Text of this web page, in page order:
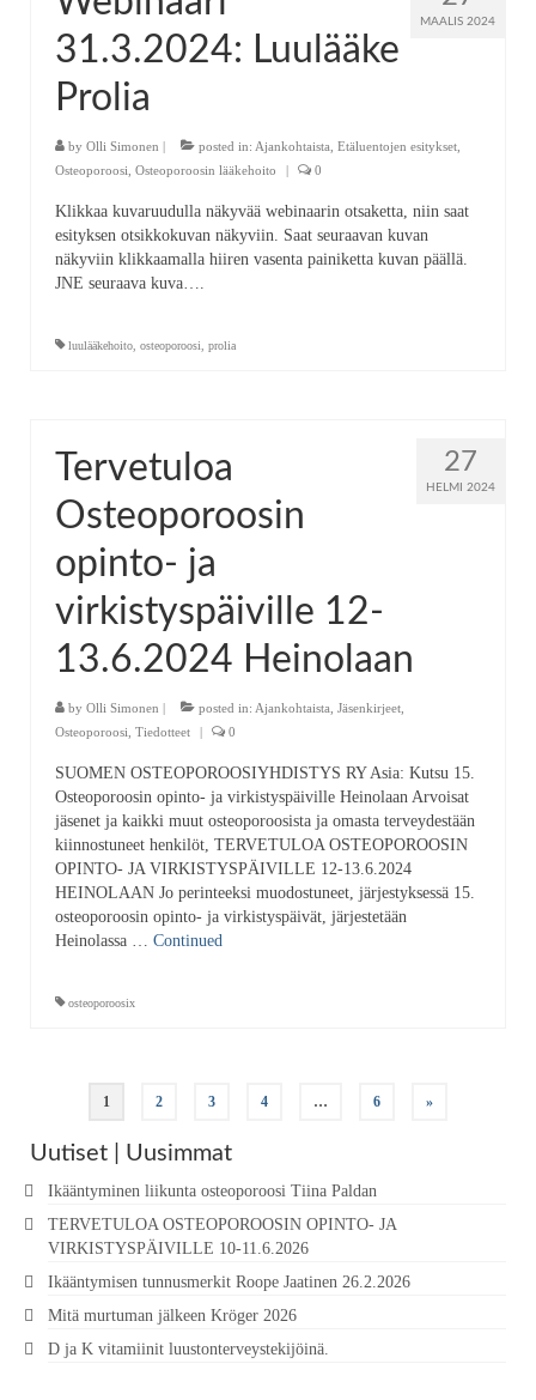
MAALIS 2024
31.3.2024: Luulääke
Prolia
by Olli Simonen | posted in: Ajankohtaista Etäluentojen esitykset
Osteoporoosi Osteoporoosin lääkehoito | 0
Klikkaa kuvaruudulla näkyvää webinaarin otsaketta, niin saat
esityksen otsikkokuvan näkyviin. Saat seuraavan kuvan
näkyviin klikkaamalla hiiren vasenta painiketta kuvan päällä.
JNE seuraava kuva….
luulääkehoito osteoporoosi prolia
27
HELMI 2024
Tervetuloa
Osteoporoosin
opinto- ja
virkistyspäiville 12-
13.6.2024 Heinolaan
by Olli Simonen | posted in: Ajankohtaista Jäsenkirjeet
Osteoporoosi Tiedotteet | 0
SUOMEN OSTEOPOROOSIYHDISTYS RY Asia: Kutsu 15.
Osteoporoosin opinto- ja virkistyspäiville Heinolaan Arvoisat
jäsenet ja kaikki muut osteoporoosista ja omasta terveydestään
kiinnostuneet henkilöt, TERVETULOA OSTEOPOROOSIN
OPINTO- JA VIRKISTYSPÄIVILLE 12-13.6.2024
HEINOLAAN Jo perinteeksi muodostuneet, järjestyksessä 15.
osteoporoosin opinto- ja virkistyspäivät, järjestetään
Heinolassa … Continued
osteoporoosix
Artikkelien
sivutus
1 2 3 4 … 6 »
Uutiset | Uusimmat
Ikääntyminen liikunta osteoporoosi Tiina Paldan
TERVETULOA OSTEOPOROOSIN OPINTO- JA
VIRKISTYSPÄIVILLE 10-11.6.2026
Ikääntymisen tunnusmerkit Roope Jaatinen 26.2.2026
Mitä murtuman jälkeen Kröger 2026
D ja K vitamiinit luustonterveystekijöinä.